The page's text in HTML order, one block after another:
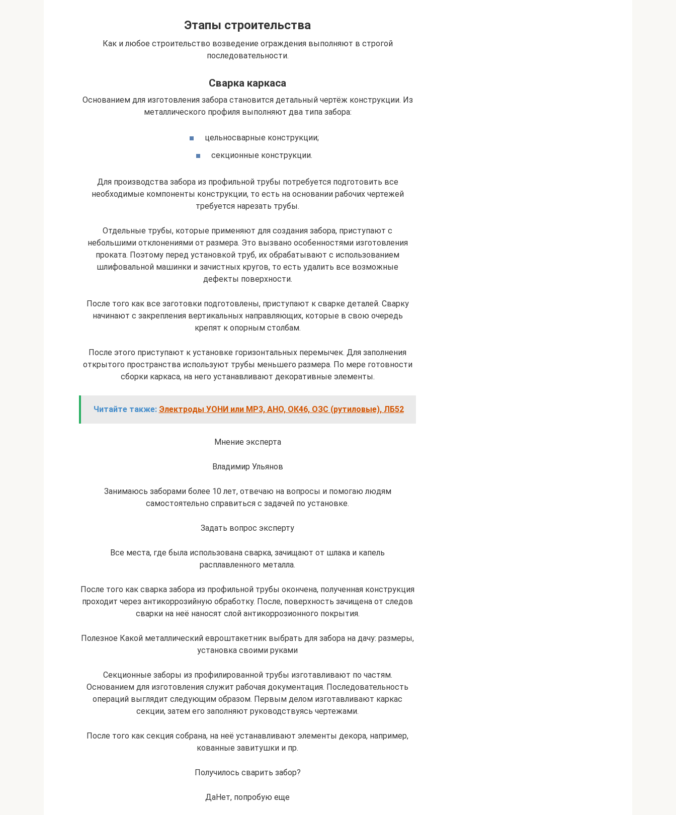
Этапы строительства
Как и любое строительство возведение ограждения выполняют в строгой
последовательности.
Сварка каркаса
Основанием для изготовления забора становится детальный чертёж конструкции. Из
металлического профиля выполняют два типа забора:
цельносварные конструкции;
секционные конструкции.
Для производства забора из профильной трубы потребуется подготовить все
необходимые компоненты конструкции, то есть на основании рабочих чертежей
требуется нарезать трубы.
Отдельные трубы, которые применяют для создания забора, приступают с
небольшими отклонениями от размера. Это вызвано особенностями изготовления
проката. Поэтому перед установкой труб, их обрабатывают с использованием
шлифовальной машинки и зачистных кругов, то есть удалить все возможные
дефекты поверхности.
После того как все заготовки подготовлены, приступают к сварке деталей. Сварку
начинают с закрепления вертикальных направляющих, которые в свою очередь
крепят к опорным столбам.
После этого приступают к установке горизонтальных перемычек. Для заполнения
открытого пространства используют трубы меньшего размера. По мере готовности
сборки каркаса, на него устанавливают декоративные элементы.
Читайте также: Электроды УОНИ или МР3, АНО, ОК46, ОЗС (рутиловые), ЛБ52
Мнение эксперта
Владимир Ульянов
Занимаюсь заборами более 10 лет, отвечаю на вопросы и помогаю людям
самостоятельно справиться с задачей по установке.
Задать вопрос эксперту
Все места, где была использована сварка, зачищают от шлака и капель
расплавленного металла.
После того как сварка забора из профильной трубы окончена, полученная конструкция
проходит через антикоррозийную обработку. После, поверхность зачищена от следов
сварки на неё наносят слой антикоррозионного покрытия.
Полезное Какой металлический евроштакетник выбрать для забора на дачу: размеры,
установка своими руками
Секционные заборы из профилированной трубы изготавливают по частям.
Основанием для изготовления служит рабочая документация. Последовательность
операций выглядит следующим образом. Первым делом изготавливают каркас
секции, затем его заполняют руководствуясь чертежами.
После того как секция собрана, на неё устанавливают элементы декора, например,
кованные завитушки и пр.
Получилось сварить забор?
ДаНет, попробую еще